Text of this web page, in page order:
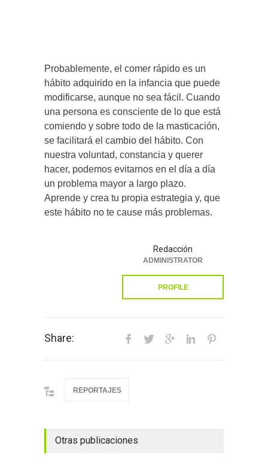
Probablemente, el comer rápido es un
hábito adquirido en la infancia que puede
modificarse, aunque no sea fácil. Cuando
una persona es consciente de lo que está
comiendo y sobre todo de la masticación,
se facilitará el cambio del hábito. Con
nuestra voluntad, constancia y querer
hacer, podemos evitarnos en el día a día
un problema mayor a largo plazo.
Aprende y crea tu propia estrategia y, que
este hábito no te cause más problemas.
Redacción
ADMINISTRATOR
PROFILE
Share:
REPORTAJES
Otras publicaciones